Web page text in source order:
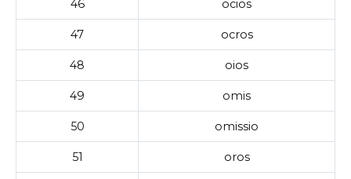
46 ocios
47 ocros
48 oios
49 omis
50 omissio
51 oros